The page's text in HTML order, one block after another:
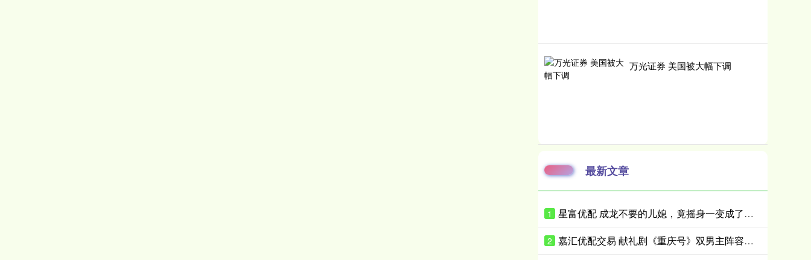
万光证券 美国被大幅下调
最新文章
1 星富优配 成龙不要的儿媳，竟摇身一变成了霍家儿媳？感到意外的何止他一人
2 嘉汇优配交易 献礼剧《重庆号》双男主阵容曝光！肖战无缝衔接进组，搭档老顶流